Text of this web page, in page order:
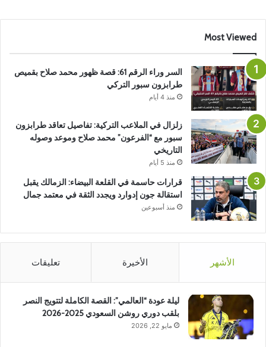
Most Viewed
السر وراء الرقم 61: قصة ظهور محمد صلاح بقميص
طرابزون سبور التركي
منذ 4 أيام
زلزال في الملاعب التركية: تفاصيل تعاقد طرابزون
سبور مع “الفرعون” محمد صلاح وموعد وصوله
التاريخي
منذ 5 أيام
قرارات حاسمة في القلعة البيضاء: الزمالك يقبل
استقالة جون إدوارد ويجدد الثقة في معتمد جمال
منذ أسبوعين
الأشهر الأخيرة تعليقات
ليلة عودة “العالمي”: القصة الكاملة لتتويج النصر
بلقب دوري روشن السعودي 2025-2026
مايو 22, 2026